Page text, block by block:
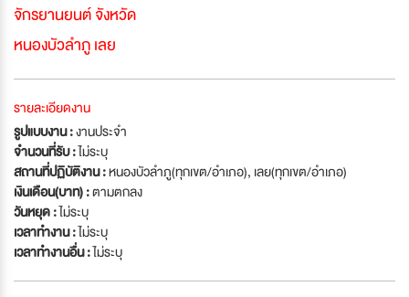
จักรยานยนต์ จังหวัด
หนองบัวลำภู เลย
รายละเอียดงาน
รูปแบบงาน :งานประจำ
จำนวนที่รับ :ไม่ระบุ
สถานที่ปฏิบัติงาน :หนองบัวลำภู(ทุกเขต/อำเภอ), เลย(ทุกเขต/อำเภอ)
เงินเดือน(บาท) :ตามตกลง
วันหยุด :ไม่ระบุ
เวลาทำงาน :ไม่ระบุ
เวลาทำงานอื่น :ไม่ระบุ